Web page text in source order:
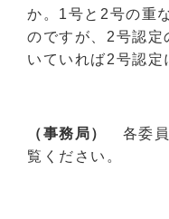
か。1号と2号の重
のですが、2号認定
いていれば2号認定
（事務局）
各委員
覧ください。